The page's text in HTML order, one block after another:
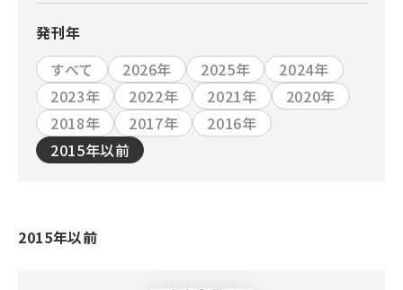
発刊年
すべて
2026年 2025年
2024年
2023年
2022年 2021年
2020年
2018年
2017年
2016年
2015年以前
2015年以前